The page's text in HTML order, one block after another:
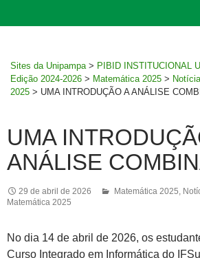
Sites da Unipampa > PIBID INSTITUCIONAL
Edição 2024-2026 > Matemática 2025 >
2025 > UMA INTRODUÇÃO A ANÁLISE
UMA
ANÁLISE
29 de abril de 2026 Matemática 2025
Matemática 2025
No dia 14 de abril de 2026, os
Curso Integrado em Informática do